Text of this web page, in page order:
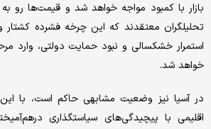
بازار با کمبود مواجه خواهد شد و قیمت‌‌ها رو
تحلیلگران معتقدند که این چرخه فشرده کشتار
استمرار خشکسالی و نبود حمایت دولتی، وارد
خواهد شد.
در آسیا نیز وضعیت مشابهی حاکم است، با
اقلیمی با پیچیدگی‌‌های سیاستگذاری